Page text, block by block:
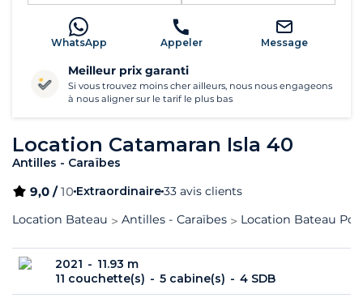
Location Catamaran Isla 40
Antilles - Caraïbes
9,0 /10 Extraordinaire33 avis clients
Location Bateau
Antilles - Caraïbes Location Bateau
2021
11.93 m
11 couchette(s)
5 cabine(s) 4 SDB
WhatsApp Appeler Message
Meilleur prix garanti
Si vous trouvez moins cher ailleurs, nous nous engageons
à nous aligner sur le tarif le plus bas